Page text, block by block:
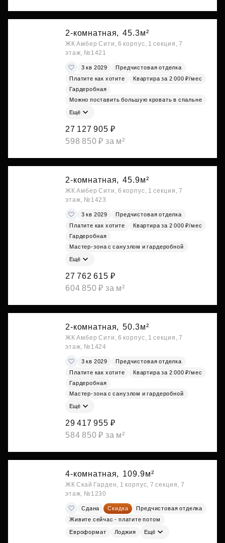
2-комнатная, 45.3м²
ЖК Амбер Сити, 6 корпус, 1 секция, 7
этаж, №1421
3 кв 2029
Предчистовая отделка
Платите как хотите
Квартира за 2 000 ₽/мес
Гардеробная
Можно поставить большую кровать в спальне
Ещё
27 127 905 ₽
598 850 ₽ за м²
2-комнатная, 45.9м²
ЖК Амбер Сити, 6 корпус, 1 секция, 7
этаж, №1423
3 кв 2029
Предчистовая отделка
Платите как хотите
Квартира за 2 000 ₽/мес
Гардеробная
Мастер-зона с санузлом и гардеробной
Ещё
27 762 615 ₽
604 850 ₽ за м²
2-комнатная, 50.3м²
ЖК Амбер Сити, 6 корпус, 1 секция, 7
этаж, №1424
3 кв 2029
Предчистовая отделка
Платите как хотите
Квартира за 2 000 ₽/мес
Гардеробная
Мастер-зона с санузлом и гардеробной
Ещё
29 417 955 ₽
584 850 ₽ за м²
4-комнатная, 109.9м²
ЖК Скай Гарден, 1 корпус, 7 секция, 7
этаж, №1230
Сдана Скидка
Предчистовая отделка
Живите сейчас - платите потом
Евроформат Лоджия Ещё